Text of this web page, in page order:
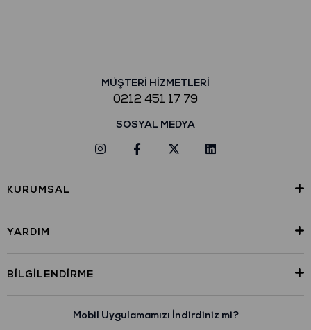
MÜŞTERİ HİZMETLERİ
0212 451 17 79
SOSYAL MEDYA
KURUMSAL
YARDIM
BILGILENDIRME
Mobil Uygulamamızı İndirdiniz mi?